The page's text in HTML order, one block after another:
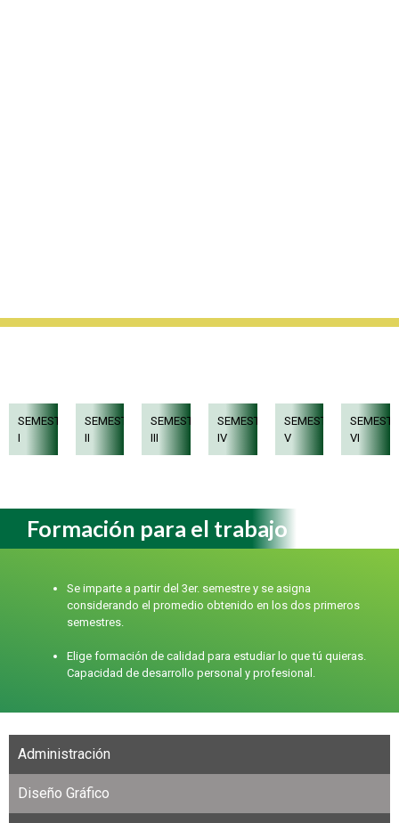
SEMESTRE
I
SEMESTRE
II
SEMESTRE
III
SEMESTRE
IV
SEMESTRE
V
VI
Formación para el trabajo
Se imparte a partir del 3er. semestre y se asigna
considerando el promedio obtenido en los dos primeros
semestres.
Elige formación de calidad para estudiar lo que tú quieras.
Capacidad de desarrollo personal y profesional.
Administración
Diseño Gráfico